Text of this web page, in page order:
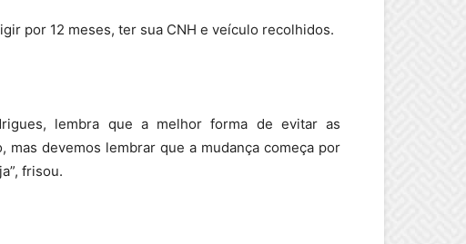
por 12 meses, ter sua CNH e veículo recolhidos.
lembra que a melhor forma de evitar as
devemos lembrar que a mudança começa por
frisou.